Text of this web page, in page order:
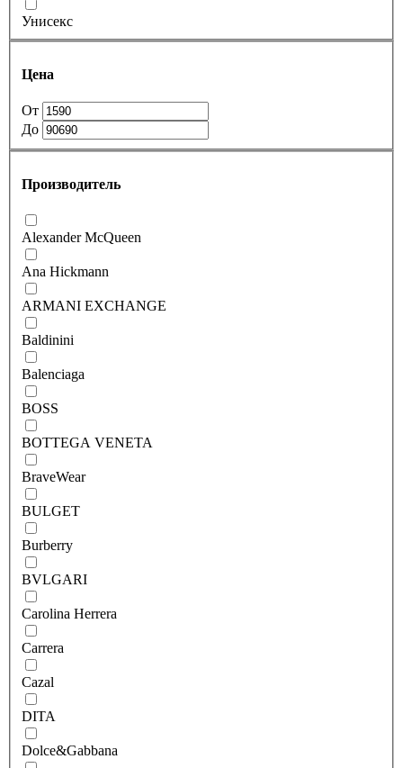
Унисекс
Цена
От
До
Производитель
Alexander McQueen
Ana Hickmann
ARMANI EXCHANGE
Baldinini
Balenciaga
BOSS
BOTTEGA VENETA
BraveWear
BULGET
Burberry
BVLGARI
Carolina Herrera
Carrera
Cazal
DITA
Dolce&Gabbana